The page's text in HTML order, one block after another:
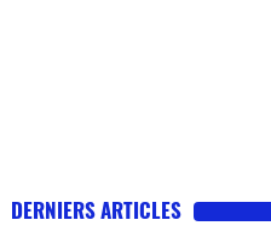
DERNIERS ARTICLES